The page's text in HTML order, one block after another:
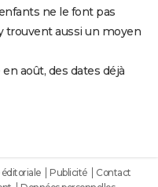
ne le font pas
trouvent aussi un moyen
août, des dates déjà
Publicité
Contact